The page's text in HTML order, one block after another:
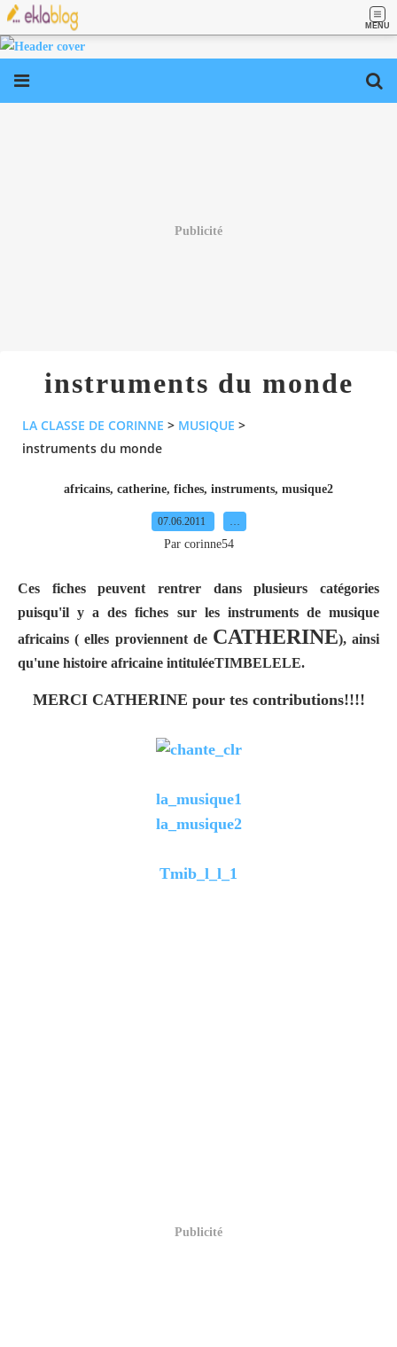
MENU
Publicité
instruments du monde
LA CLASSE DE CORINNE > MUSIQUE >
instruments du monde
africains, catherine, fiches, instruments, musique2
07.06.2011
Par corinne54
Ces fiches peuvent rentrer dans plusieurs catégories
puisqu'il y a des fiches sur les instruments de musique
africains ( elles proviennent de CATHERINE), ainsi
qu'une histoire africaine intituléeTIMBELELE.
MERCI CATHERINE pour tes contributions!!!!
la_musique1
la_musique2
Tmib_l_l_1
Publicité